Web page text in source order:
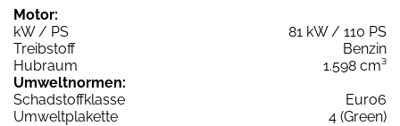
Motor:
kW / PS
81 kW / 110 PS
Treibstoff
Benzin
Hubraum
1.598 cm³
Umweltnormen:
Schadstoffklasse
Euro6
Umweltplakette
4 (Green)